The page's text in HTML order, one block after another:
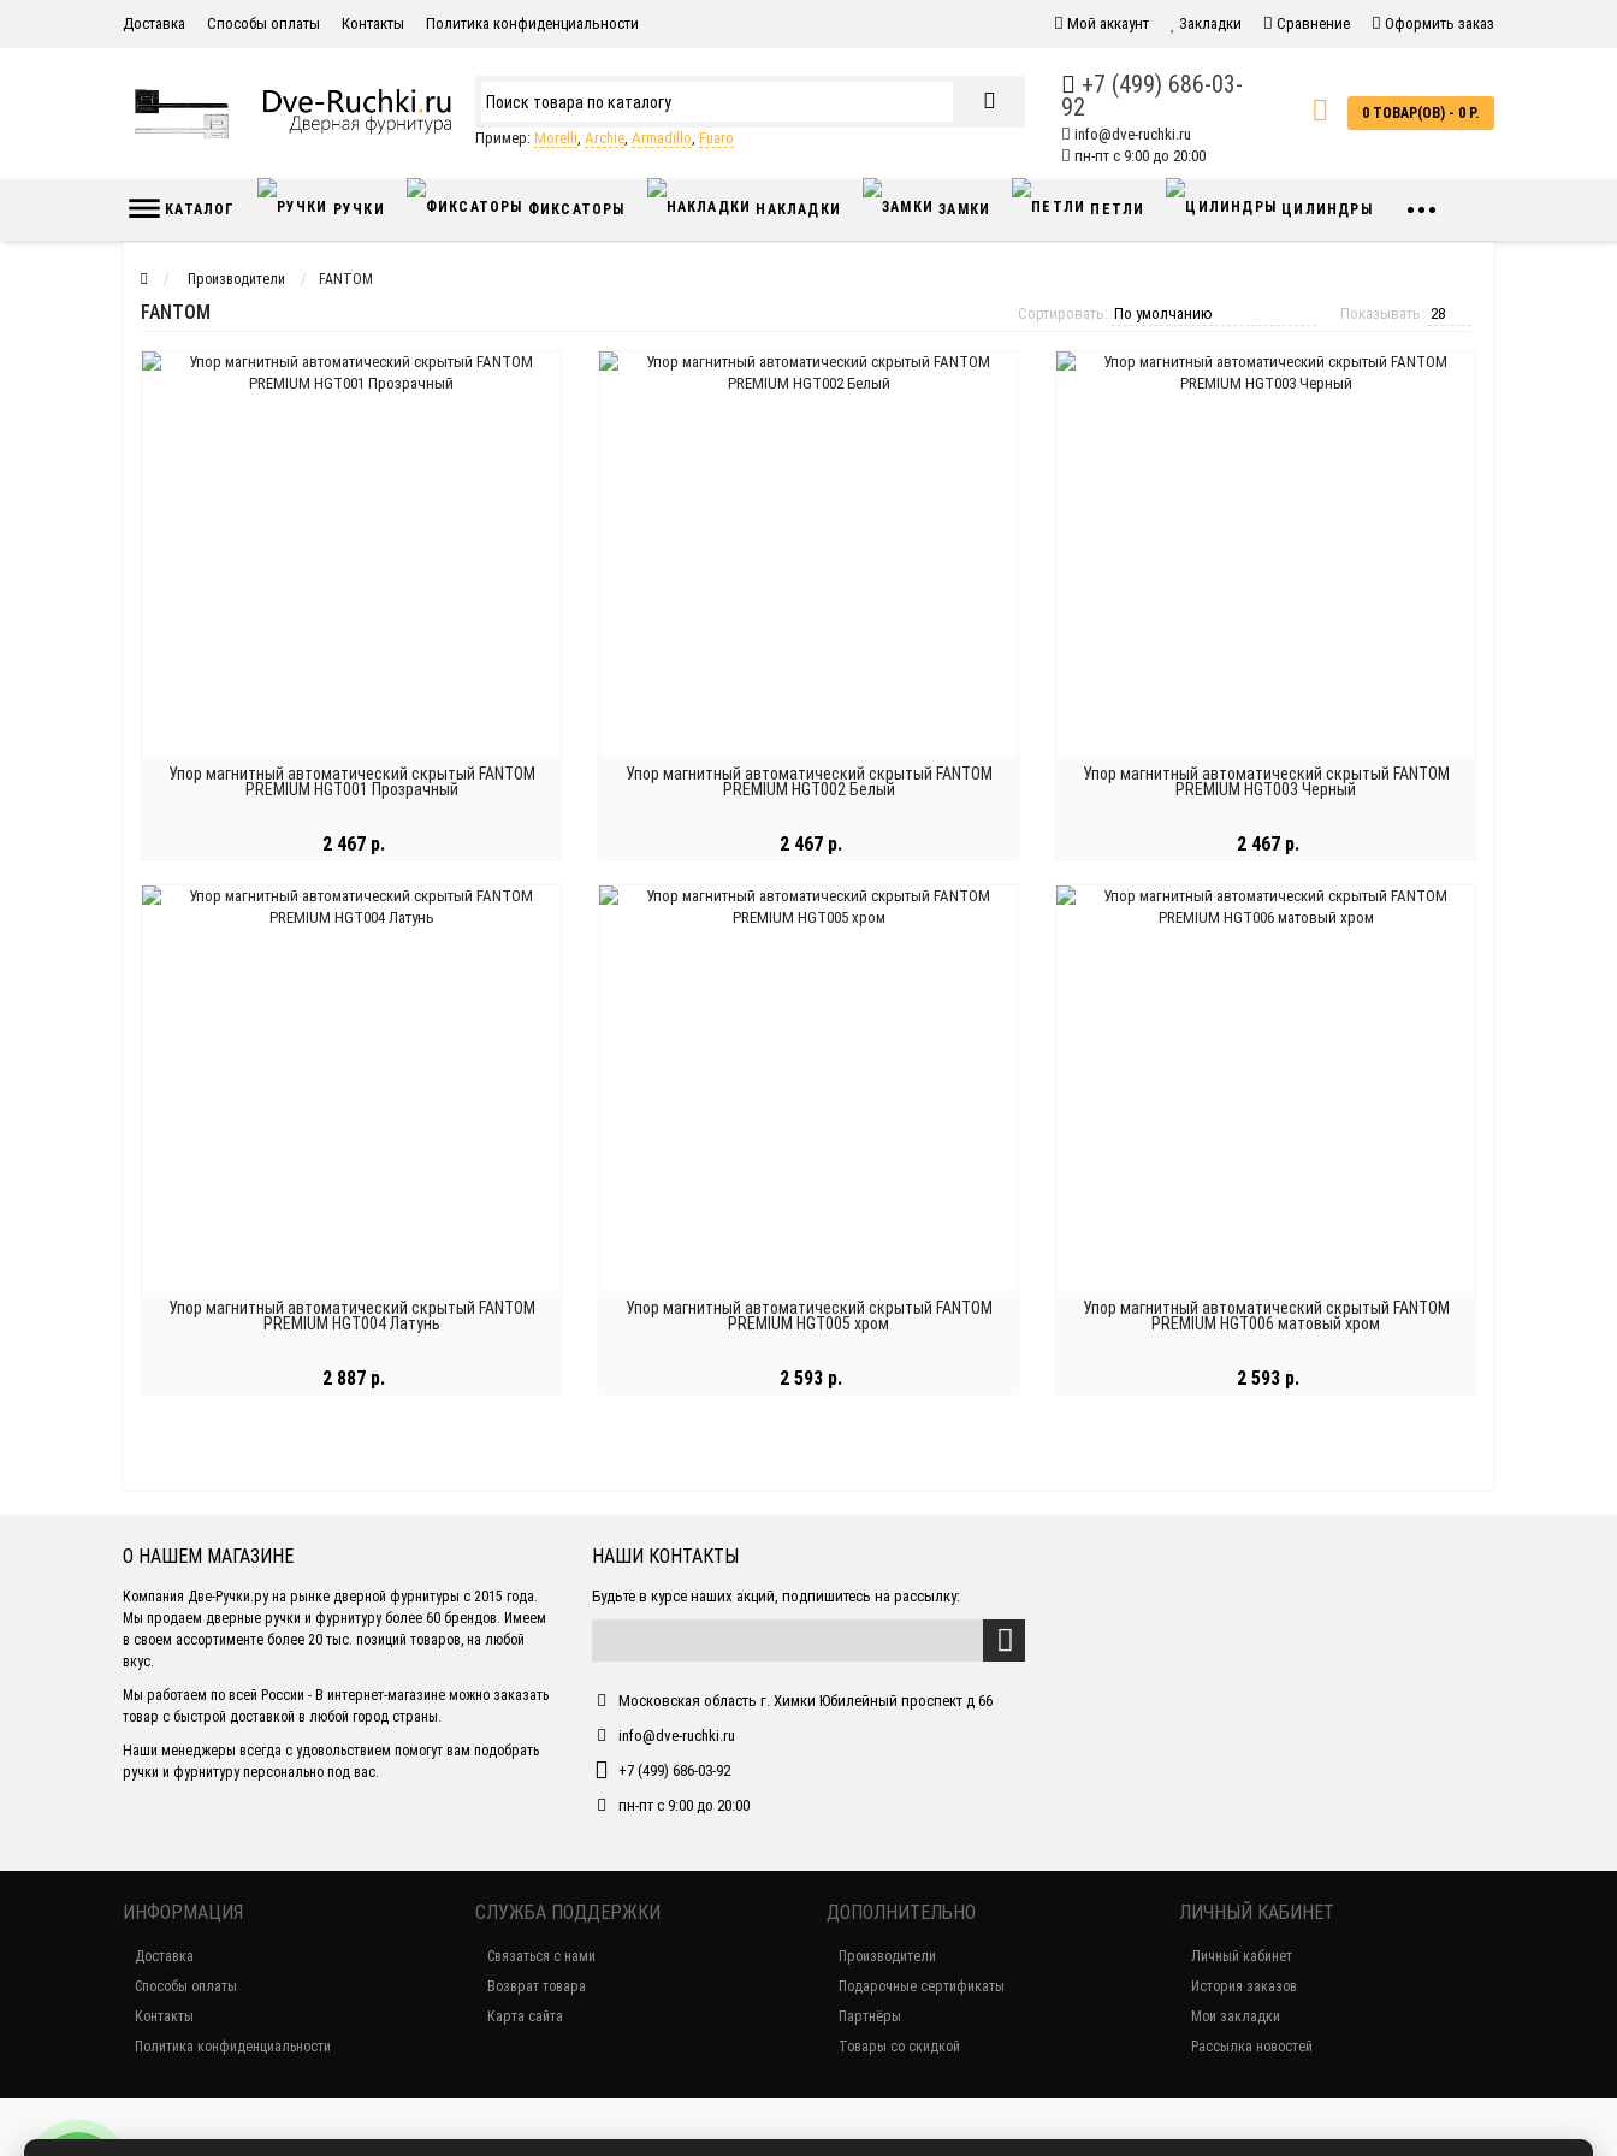
Доставка Способы оплаты Контакты Политика конфиденциальности Мой аккаунт Закладки Сравнение Оформить заказ
Пример: Morelli, Archie, Armadillo, Fuaro
+7 (499) 686-03-
92
info@dve-ruchki.ru
пн-пт с 9:00 до 20:00
0 ТОВАР(ОВ) - 0 Р.
КАТАЛОГ РУЧКИ ФИКСАТОРЫ НАКЛАДКИ ЗАМКИ ПЕТЛИ ЦИЛИНДРЫ •••
Производители FANTOM
FANTOM Показывать:
Сортировать:
Упор магнитный автоматический скрытый FANTOM
PREMIUM HGT001 Прозрачный
2 467 р.
В КОРЗИНУ
Упор магнитный автоматический скрытый FANTOM
PREMIUM HGT002 Белый
2 467 р.
В КОРЗИНУ
Упор магнитный автоматический скрытый FANTOM
PREMIUM HGT003 Черный
2 467 р.
В КОРЗИНУ
Упор магнитный автоматический скрытый FANTOM
PREMIUM HGT004 Латунь
2 887 р.
Упор магнитный автоматический скрытый FANTOM
PREMIUM HGT005 хром
2 593 р.
Упор магнитный автоматический скрытый FANTOM
PREMIUM HGT006 матовый хром
2 593 р.
О НАШЕМ МАГАЗИНЕ
Компания Две-Ручки.ру на рынке дверной фурнитуры с 2015 года.
Мы продаем дверные ручки и фурнитуру более 60 брендов. Имеем
в своем ассортименте более 20 тыс. позиций товаров, на любой
вкус.
Мы работаем по всей России - В интернет-магазине можно заказать
товар с быстрой доставкой в любой город страны.
Наши менеджеры всегда с удовольствием помогут вам подобрать
ручки и фурнитуру персонально под вас.
НАШИ КОНТАКТЫ
Будьте в курсе наших акций, подпишитесь на рассылку:
Московская область г. Химки Юбилейный проспект д 66
info@dve-ruchki.ru
+7 (499) 686-03-92
пн-пт с 9:00 до 20:00
ИНФОРМАЦИЯ
Доставка
Способы оплаты
Контакты
Политика конфиденциальности
СЛУЖБА ПОДДЕРЖКИ
Связаться с нами
Возврат товара
Карта сайта
ДОПОЛНИТЕЛЬНО
Производители
Подарочные сертификаты
Партнёры
Товары со скидкой
ЛИЧНЫЙ КАБИНЕТ
Личный кабинет
История заказов
Мои закладки
Рассылка новостей